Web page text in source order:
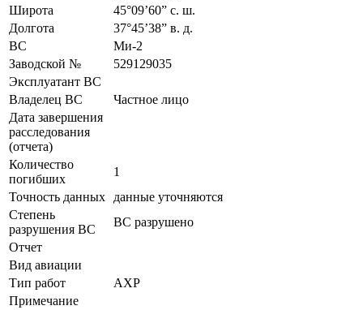
Широта
45°09’60” с. ш.
Долгота
37°45’38” в. д.
ВС
Ми-2
Заводской №
529129035
Эксплуатант ВС
Владелец ВС
Частное лицо
Дата завершения
расследования
(отчета)
Количество
погибших
1
Точность данных
данные уточняются
Степень
разрушения ВС
ВС разрушено
Отчет
Вид авиации
Тип работ
АХР
Примечание